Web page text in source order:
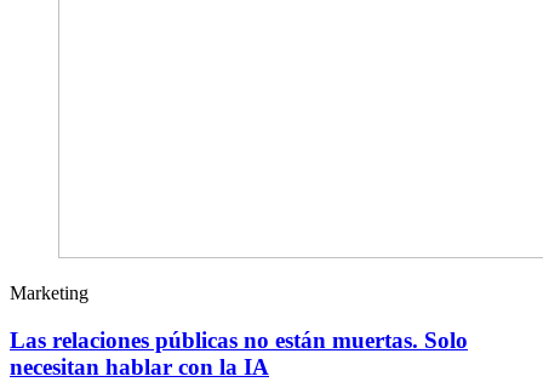
Marketing
Las relaciones públicas no están muertas. Solo
necesitan hablar con la IA